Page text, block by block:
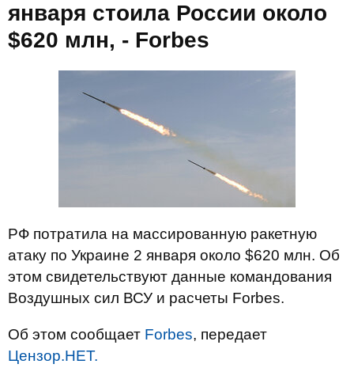
января стоила России около
$620 млн, - Forbes
РФ потратила на массированную ракетную
атаку по Украине 2 января около $620 млн. Об
этом свидетельствуют данные командования
Воздушных сил ВСУ и расчеты Forbes.
Об этом сообщает Forbes, передает
Цензор.НЕТ.